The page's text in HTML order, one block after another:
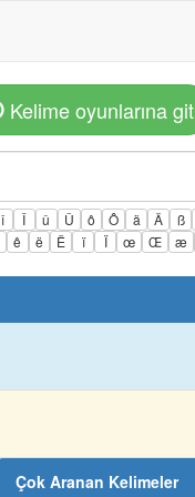
Kelime oyunlarına git
î Î û Û ô Ô ä Ä ß
ê ë Ë ï Ï œ Œ æ
Çok Aranan Kelimeler